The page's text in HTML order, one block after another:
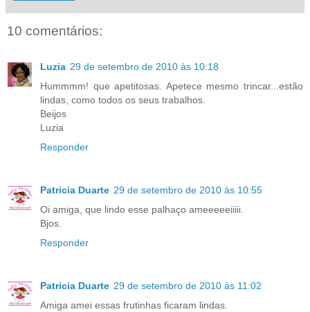
10 comentários:
Luzia 29 de setembro de 2010 às 10:18
Hummmm! que apetitosas. Apetece mesmo trincar...estão
lindas, como todos os seus trabalhos.
Beijos
Luzia
Responder
Patricia Duarte 29 de setembro de 2010 às 10:55
Oi amiga, que lindo esse palhaço ameeeeeiiiii.
Bjos.
Responder
Patricia Duarte 29 de setembro de 2010 às 11:02
Amiga amei essas frutinhas ficaram lindas.